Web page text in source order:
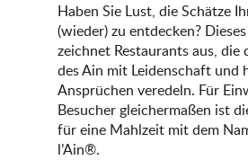
Haben Sie Lust, die Schätze
(wieder) zu entdecken?
zeichnet Restaurants aus, die
des Ain mit Leidenschaft und
Ansprüchen veredeln. Für
Besucher gleichermaßen ist
für eine Mahlzeit mit dem
l’Ain®.